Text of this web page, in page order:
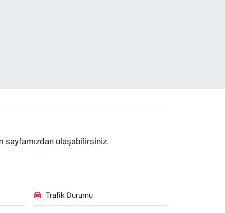
sayfamızdan ulaşabilirsiniz.
Trafik Durumu